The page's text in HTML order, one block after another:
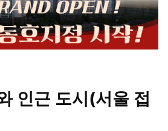
인근 도시(서울 접